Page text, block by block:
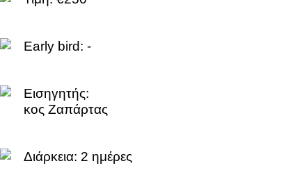
Early bird: -
Εισηγητής:
κος Ζαπάρτας
Διάρκεια: 2 ημέρες